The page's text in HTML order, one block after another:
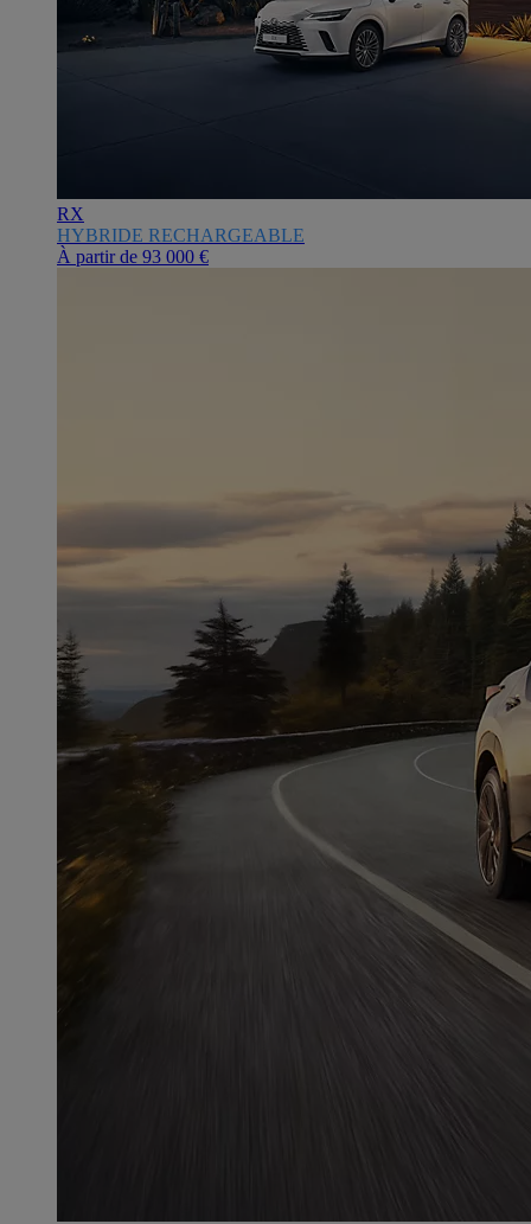
RX
HYBRIDE RECHARGEABLE
À partir de 93 000 €